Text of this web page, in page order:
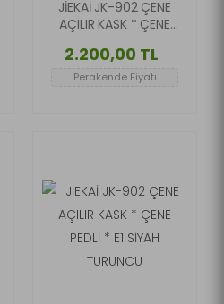
JİEKAİ JK-902 ÇENE
AÇILIR KASK * ÇENE
DESEN
2.200,00 TL
Perakende Fiyatı